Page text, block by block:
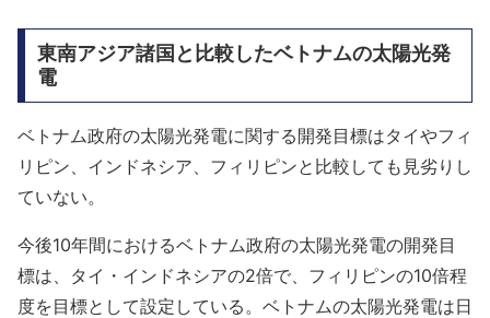
東南アジア諸国と比較したベトナムの太陽光発
電
ベトナム政府の太陽光発電に関する開発目標はタイやフィ
リピン、インドネシア、フィリピンと比較しても見劣りし
ていない。
今後10年間におけるベトナム政府の太陽光発電の開発目
標は、タイ・インドネシアの2倍で、フィリピンの10倍程
度を目標として設定している。ベトナムの太陽光発電は日